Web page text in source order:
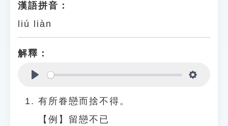
貓頭鷹博士
漢語拼音：
liú liàn
解釋：
有所眷戀而捨不得。
【例】留戀不已